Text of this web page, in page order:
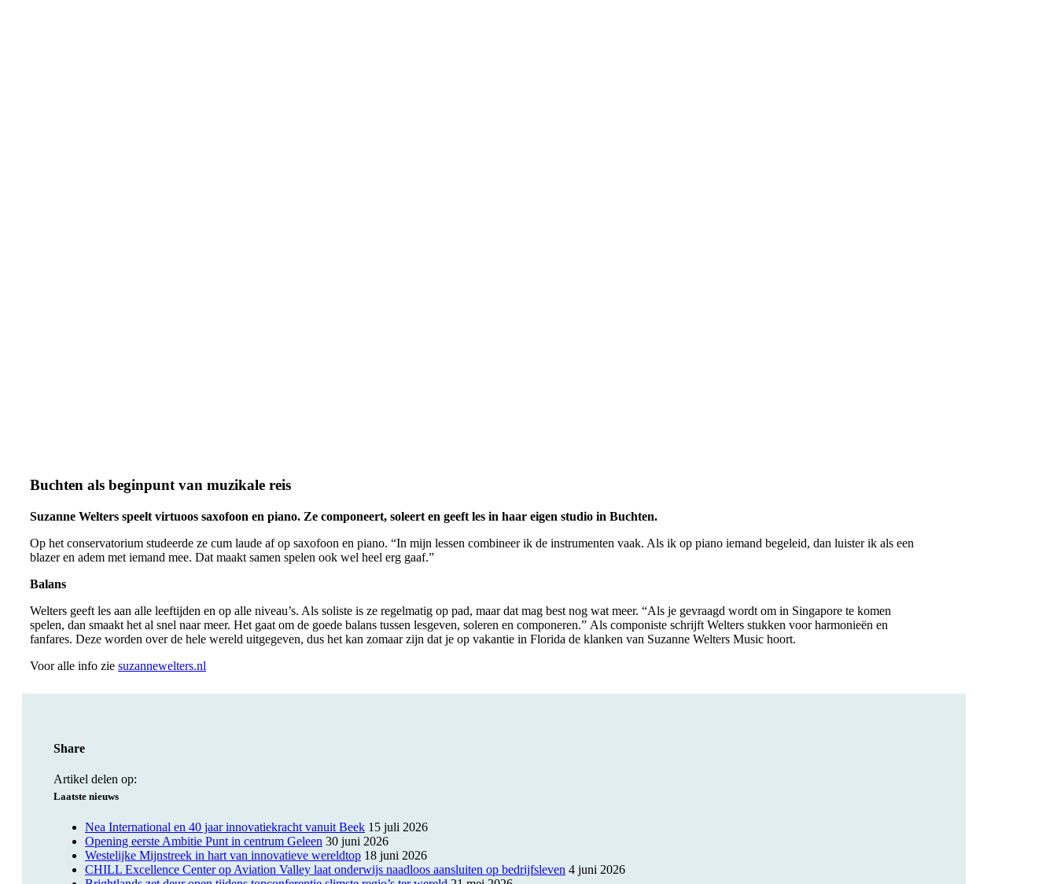
Buchten als beginpunt van muzikale reis
Suzanne Welters speelt virtuoos saxofoon en piano. Ze componeert, soleert en geeft les in haar eigen studio in Buchten.
Op het conservatorium studeerde ze cum laude af op saxofoon en piano. “In mijn lessen combineer ik de instrumenten vaak. Als ik op piano iemand begeleid, dan luister ik als een
blazer en adem met iemand mee. Dat maakt samen spelen ook wel heel erg gaaf.”
Balans
Welters geeft les aan alle leeftijden en op alle niveau’s. Als soliste is ze regelmatig op pad, maar dat mag best nog wat meer. “Als je gevraagd wordt om in Singapore te komen
spelen, dan smaakt het al snel naar meer. Het gaat om de goede balans tussen lesgeven, soleren en componeren.” Als componiste schrijft Welters stukken voor harmonieën en
fanfares. Deze worden over de hele wereld uitgegeven, dus het kan zomaar zijn dat je op vakantie in Florida de klanken van Suzanne Welters Music hoort.
Voor alle info zie suzannewelters.nl
Share
Artikel delen op:
Laatste nieuws
Nea International en 40 jaar innovatiekracht vanuit Beek 15 juli 2026
Opening eerste Ambitie Punt in centrum Geleen 30 juni 2026
Westelijke Mijnstreek in hart van innovatieve wereldtop 18 juni 2026
CHILL Excellence Center op Aviation Valley laat onderwijs naadloos aansluiten op bedrijfsleven 4 juni 2026